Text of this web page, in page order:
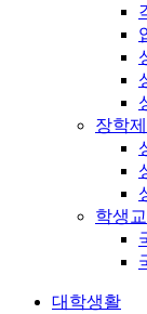
장학
학생
대학생활